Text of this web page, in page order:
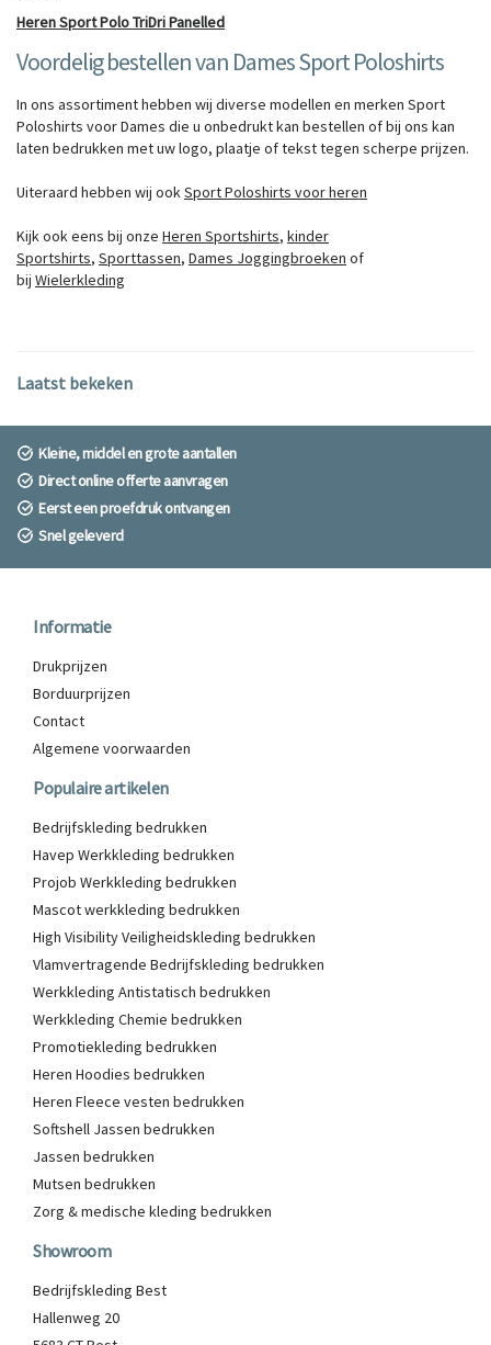
Heren Sport Polo TriDri Panelled
Voordelig bestellen van Dames Sport Poloshirts
In ons assortiment hebben wij diverse modellen en merken Sport
Poloshirts voor Dames die u onbedrukt kan bestellen of bij ons kan
laten bedrukken met uw logo, plaatje of tekst tegen scherpe prijzen.
Uiteraard hebben wij ookSport Poloshirts voor heren
Kijk ook eens bij onze Heren Sportshirts, kinder
Sportshirts, Sporttassen, Dames Joggingbroeken of
bij Wielerkleding
Laatst bekeken
Kleine, middel en grote aantallen
Direct online offerte aanvragen
Eerst een proefdruk ontvangen
Snel geleverd
Informatie
Drukprijzen
Borduurprijzen
Contact
Algemene voorwaarden
Populaire artikelen
Bedrijfskleding bedrukken
Havep Werkkleding bedrukken
Projob Werkkleding bedrukken
Mascot werkkleding bedrukken
High Visibility Veiligheidskleding bedrukken
Vlamvertragende Bedrijfskleding bedrukken
Werkkleding Antistatisch bedrukken
Werkkleding Chemie bedrukken
Promotiekleding bedrukken
Heren Hoodies bedrukken
Heren Fleece vesten bedrukken
Softshell Jassen bedrukken
Jassen bedrukken
Mutsen bedrukken
Zorg & medische kleding bedrukken
Showroom
Bedrijfskleding Best
Hallenweg 20